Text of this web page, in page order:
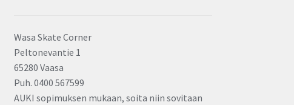
Wasa Skate Corner
Peltonevantie 1
65280 Vaasa
Puh. 0400 567599
AUKI sopimuksen mukaan, soita niin sovitaan